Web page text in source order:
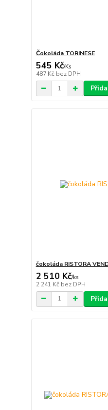
Čokoláda TORINESE
545 Kč/Ks
487 Kč bez DPH
čokoláda RISTORA
2 510 Kč/ks
2 241 Kč bez DPH